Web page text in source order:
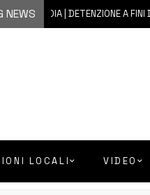
NEWS
FLORIDIA | DETENZIONE A FINI DI
LOCALI VIDEO